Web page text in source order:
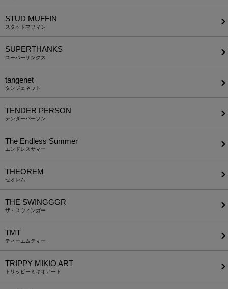
STUD MUFFIN
スタッドマフィン
SUPERTHANKS
スーパーサンクス
tangenet
タンジェネット
TENDER PERSON
テンダーパーソン
The Endless Summer
エンドレスサマー
THEOREM
セオレム
THE SWINGGGR
ザ・スウィンガー
TMT
ティーエムティー
TRIPPY MIKIO ART
トリッピーミキオアート